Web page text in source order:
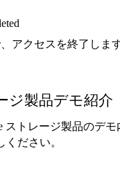
アクセスを終了しま
ジ製品デモ紹介
ストレージ製品のデモ
ださい。